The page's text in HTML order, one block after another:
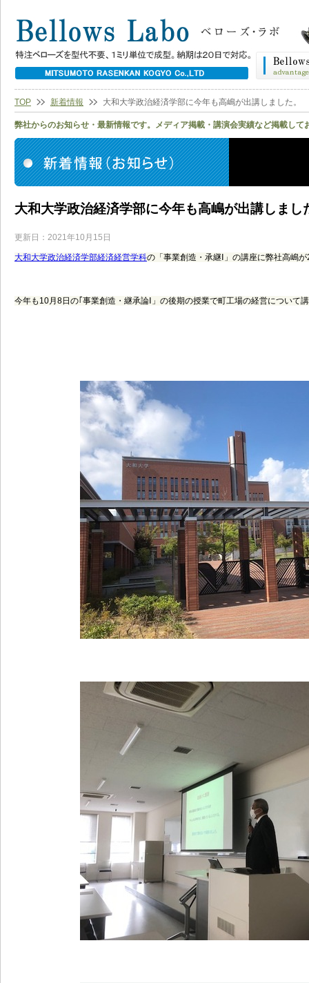
TOP 新着情報 大和大学政治経済学部に今年も高嶋が出講しました。
弊社からのお知らせ・最新情報です。メディア掲載・講演会実績など掲載して
大和大学政治経済学部に今年も高嶋が出講しまし
更新日：2021年10月15日
大和大学政治経済学部経済経営学科の「事業創造・承継Ⅰ」の講座に弊社高嶋
今年も10月8日の｢事業創造・継承論Ⅰ」の後期の授業で町工場の経営について